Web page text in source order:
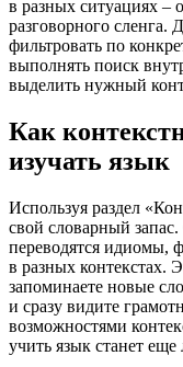
в разных ситуациях –
разговорного сленга.
фильтровать по
выполнять поиск
выделить нужный
Как
изучать язык
Используя раздел
свой словарный
переводятся идиомы,
в разных контекстах.
запоминаете новые
и сразу видите
возможностями
учить язык станет еще